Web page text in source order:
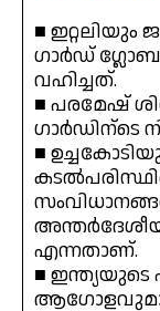
■ ഇറ്റലിയും
ഗാർഡ്
വഹിച്ചത്.
■ പരമേഷ്
ഗാർഡിന്ടെ
■
എന്നതാണ്.
■ ഇന്ത്യയുടെ